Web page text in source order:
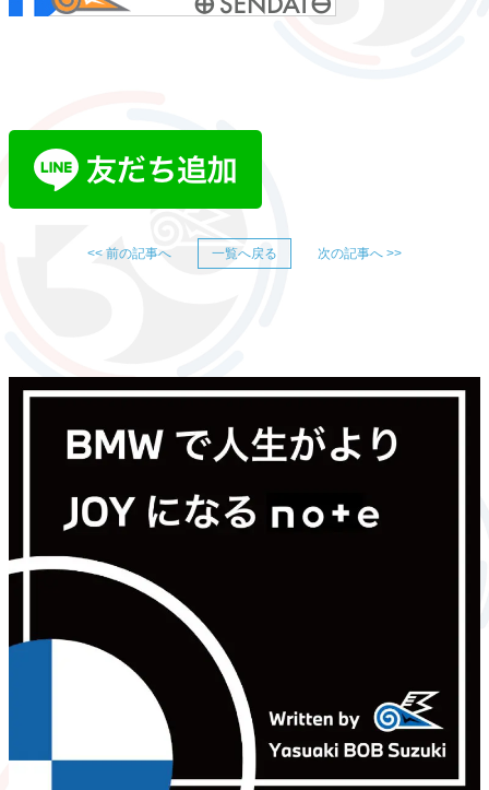
<< 前の記事へ 一覧へ戻る 次の記事へ >>